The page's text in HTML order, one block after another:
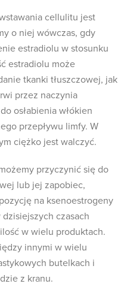
cellulitu jest
o niej wówczas, gdy
estradiolu w stosunku
estradiolu może
tkanki tłuszczowej, jak
przez naczynia
osłabienia włókien
przepływu limfy. W
ciężko jest walczyć.
przyczynić się do
lub jej zapobiec,
na ksenoestrogeny
czasach
w wielu produktach.
innymi w wielu
butelkach i
z kranu.